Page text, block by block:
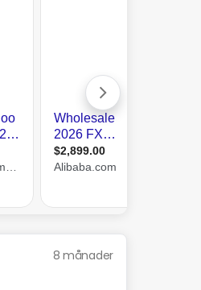
8 månader